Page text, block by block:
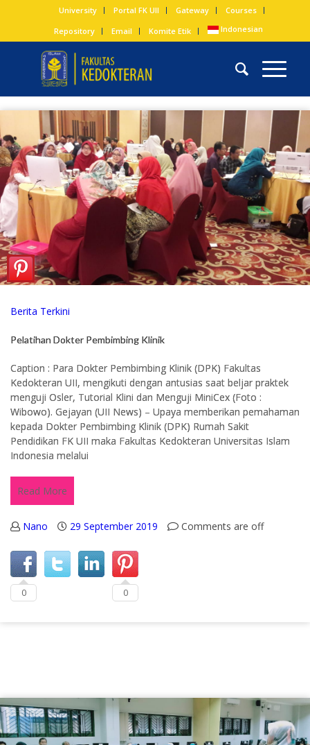
University Portal FK UII Gateway
Courses
Repository
Email Komite Etik Indonesian
Berita Terkini
Pelatihan Dokter Pembimbing Klinik
Caption : Para Dokter Pembimbing Klinik (DPK) Fakultas
Kedokteran UII, mengikuti dengan antusias saat beljar praktek
menguji Osler, Tutorial Klini dan Menguji MiniCex (Foto :
Wibowo). Gejayan (UII News) – Upaya memberikan pemahaman
kepada Dokter Pembimbing Klinik (DPK) Rumah Sakit
Pendidikan FK UII maka Fakultas Kedokteran Universitas Islam
Indonesia melalui
Read More
Nano 29 September 2019 Comments are off
0 0